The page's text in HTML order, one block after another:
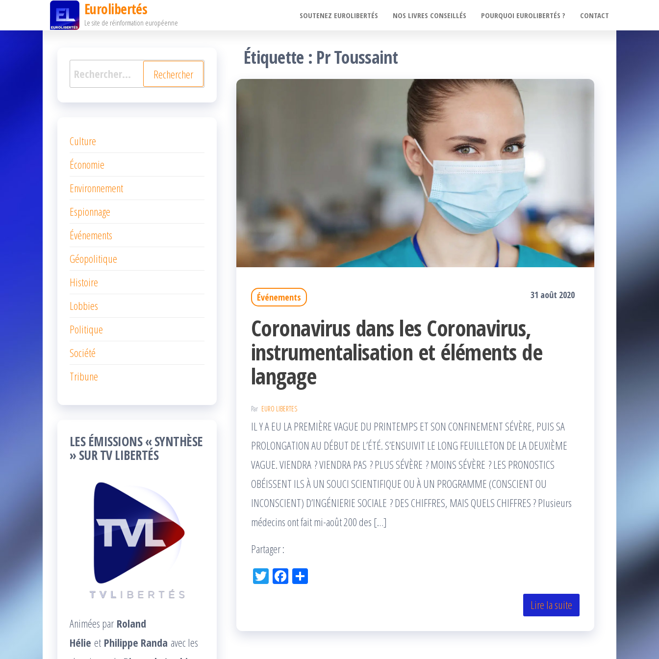
ce
Eurolibertés
Le site de réinformation européenne
SOUTENEZ EUROLIBERTÉS NOS LIVRES CONSEILLÉS POURQUOI EUROLIBERTÉS ? CONTACT
Étiquette : Pr Toussaint
Événements 31 août 2020
Coronavirus dans les Coronavirus,
instrumentalisation et éléments de
langage
Par EURO LIBERTES
IL Y A EU LA PREMIÈRE VAGUE DU PRINTEMPS ET SON CONFINEMENT SÉVÈRE, PUIS SA
PROLONGATION AU DÉBUT DE L’ÉTÉ. S’ENSUIVIT LE LONG FEUILLETON DE LA DEUXIÈME
VAGUE. VIENDRA ? VIENDRA PAS ? PLUS SÉVÈRE ? MOINS SÉVÈRE ? LES PRONOSTICS
OBÉISSENT ILS À UN SOUCI SCIENTIFIQUE OU À UN PROGRAMME (CONSCIENT OU
INCONSCIENT) D’INGÉNIERIE SOCIALE ? DES CHIFFRES, MAIS QUELS CHIFFRES ? Plusieurs
médecins ont fait mi-août 200 des […]
Partager :
Tw Fac
Lire la suite
Rechercher :
Culture
Économie
Environnement
Espionnage
Événements
Géopolitique
Histoire
Lobbies
Politique
Société
Tribune
LES ÉMISSIONS « SYNTHÈSE
» SUR TV LIBERTÉS
Animées par Roland
Hélie et Philippe Randa avec les